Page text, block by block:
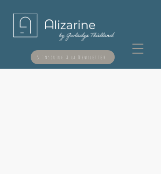
S'inscrire à la Newsletter